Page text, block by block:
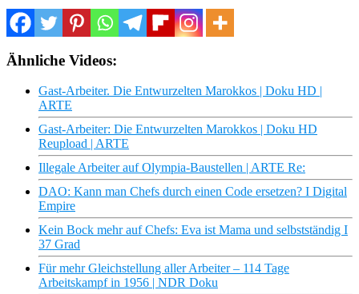
Ähnliche Videos:
Gast-Arbeiter. Die Entwurzelten Marokkos | Doku HD |
ARTE
Gast-Arbeiter: Die Entwurzelten Marokkos | Doku HD
Reupload | ARTE
Illegale Arbeiter auf Olympia-Baustellen | ARTE Re:
DAO: Kann man Chefs durch einen Code ersetzen? I Digital
Empire
Kein Bock mehr auf Chefs: Eva ist Mama und selbstständig I
37 Grad
Für mehr Gleichstellung aller Arbeiter – 114 Tage
Arbeitskampf in 1956 | NDR Doku